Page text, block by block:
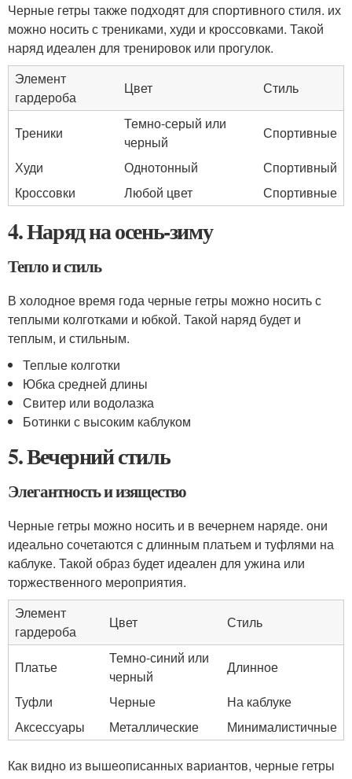
Черные гетры также подходят для спортивного стиля. их
можно носить с трениками, худи и кроссовками. Такой
наряд идеален для тренировок или прогулок.
Элемент
гардероба
Цвет Стиль
Треники
Темно-серый или
черный
Спортивные
Худи
Однотонный
Спортивный
Кроссовки
Любой цвет Спортивные
4. Наряд на осень-зиму
Тепло и стиль
В холодное время года черные гетры можно носить с
теплыми колготками и юбкой. Такой наряд будет и
теплым, и стильным.
Теплые колготки
Юбка средней длины
Свитер или водолазка
Ботинки с высоким каблуком
5. Вечерний стиль
Элегантность и изящество
Черные гетры можно носить и в вечернем наряде. они
идеально сочетаются с длинным платьем и туфлями на
каблуке. Такой образ будет идеален для ужина или
торжественного мероприятия.
Элемент
гардероба
Цвет Стиль
Платье
Темно-синий или
черный
Длинное
Туфли
Черные
На каблуке
Аксессуары
Металлические Минималистичные
Как видно из вышеописанных вариантов, черные гетры